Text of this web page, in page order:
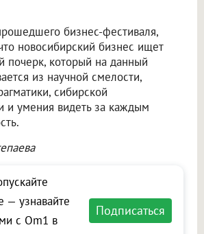
бизнес-фестиваля,
новосибирский бизнес ищет
почерк, который на данный
из научной смелости,
сибирской
и умения видеть за каждым
— узнавайте
с Om1 в
Подписаться